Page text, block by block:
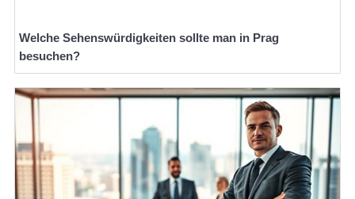
Welche Sehenswürdigkeiten sollte man in Prag
besuchen?